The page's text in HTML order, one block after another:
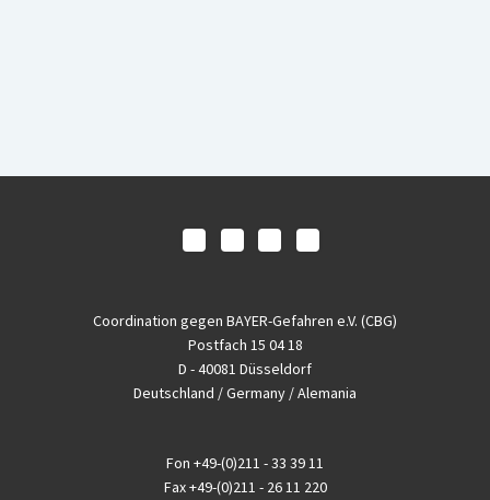
Coordination gegen BAYER-Gefahren e.V. (CBG)
Postfach 15 04 18
D - 40081 Düsseldorf
Deutschland / Germany / Alemania
Fon +49-(0)211 - 33 39 11
Fax+49-(0)211 - 26 11 220